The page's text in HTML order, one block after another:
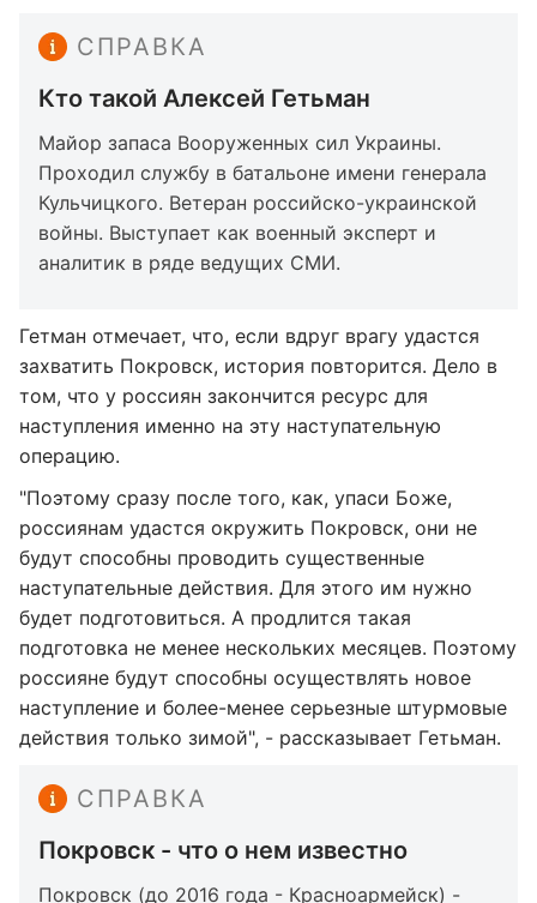
СПРАВКА
Кто такой Алексей Гетьман
Майор запаса Вооруженных сил Украины.
Проходил службу в батальоне имени генерала
Кульчицкого. Ветеран российско-украинской
войны. Выступает как военный эксперт и
аналитик в ряде ведущих СМИ.
Гетман отмечает, что, если вдруг врагу удастся
захватить Покровск, история повторится. Дело в
том, что у россиян закончится ресурс для
наступления именно на эту наступательную
операцию.
"Поэтому сразу после того, как, упаси Боже,
россиянам удастся окружить Покровск, они не
будут способны проводить существенные
наступательные действия. Для этого им нужно
будет подготовиться. А продлится такая
подготовка не менее нескольких месяцев. Поэтому
россияне будут способны осуществлять новое
наступление и более-менее серьезные штурмовые
действия только зимой", - рассказывает Гетьман.
СПРАВКА
Покровск - что о нем известно
Покровск (до 2016 года - Красноармейск) -